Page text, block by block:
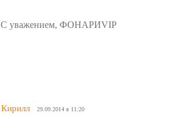
С уважением, ФОНАРИVIP
Кирилл 29.09.2014 в 11:20